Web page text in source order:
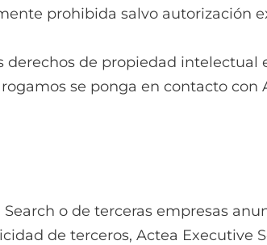
prohibida salvo autorización
derechos de propiedad intelectual
se ponga en contacto con
o de terceras empresas
de terceros, Actea Executive